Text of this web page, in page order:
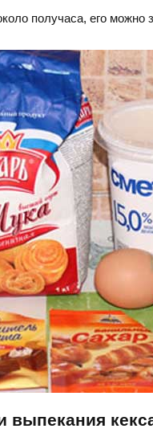
получаса, его
выпекания